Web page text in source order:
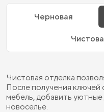
Черновая
Чистовая отделка
После получения ключей
мебель, добавить уютные
новоселье.